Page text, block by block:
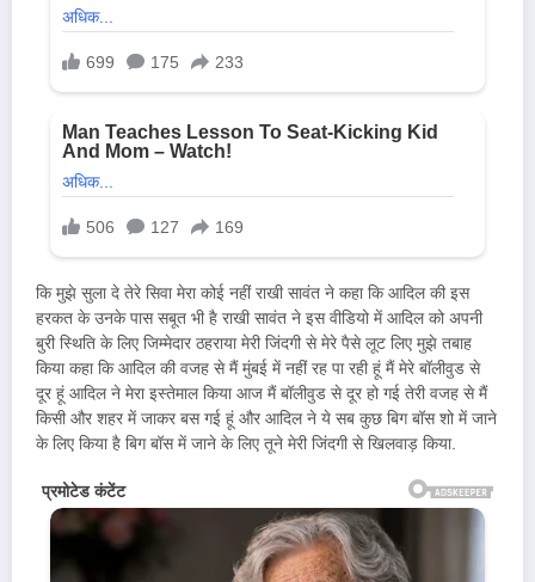
कि मुझे सुला दे तेरे सिवा मेरा कोई नहीं राखी सावंत ने कहा कि आदिल की इस
हरकत के उनके पास सबूत भी है राखी सावंत ने इस वीडियो में आदिल को अपनी
बुरी स्थिति के लिए जिम्मेदार ठहराया मेरी जिंदगी से मेरे पैसे लूट लिए मुझे तबाह
किया कहा कि आदिल की वजह से मैं मुंबई में नहीं रह पा रही हूं मैं मेरे बॉलीवुड से
दूर हूं आदिल ने मेरा इस्तेमाल किया आज मैं बॉलीवुड से दूर हो गई तेरी वजह से मैं
किसी और शहर में जाकर बस गई हूं और आदिल ने ये सब कुछ बिग बॉस शो में जाने
के लिए किया है बिग बॉस में जाने के लिए तूने मेरी जिंदगी से खिलवाड़ किया.